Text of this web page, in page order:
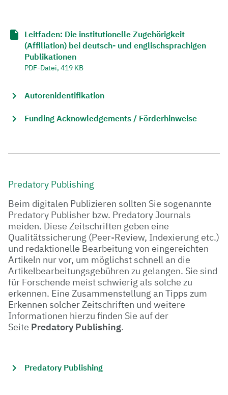
Leitfaden: Die institutionelle Zugehörigkeit
(Affiliation) bei deutsch- und englischsprachigen
Publikationen
PDF-Datei, 419 KB
Autorenidentifikation
Funding Acknowledgements / Förderhinweise
Predatory Publishing
Beim digitalen Publizieren sollten Sie sogenannte
Predatory Publisher bzw. Predatory Journals
meiden. Diese Zeitschriften geben eine
Qualitätssicherung (Peer-Review, Indexierung etc.)
und redaktionelle Bearbeitung von eingereichten
Artikeln nur vor, um möglichst schnell an die
Artikelbearbeitungsgebühren zu gelangen. Sie sind
für Forschende meist schwierig als solche zu
erkennen. Eine Zusammenstellung an Tipps zum
Erkennen solcher Zeitschriften und weitere
Informationen hierzu finden Sie auf der
Seite Predatory Publishing.
Predatory Publishing